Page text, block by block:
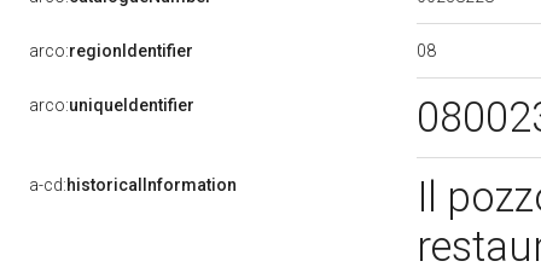
arco:regionIdentifier 08
arco:uniqueIdentifier
a-cd:historicalInformation
Il